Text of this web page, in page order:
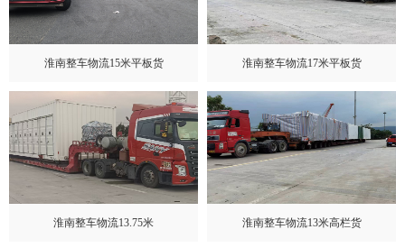
淮南整车物流15米平板货 淮南整车物流17米平板货
淮南整车物流13.75米 淮南整车物流13米高栏货